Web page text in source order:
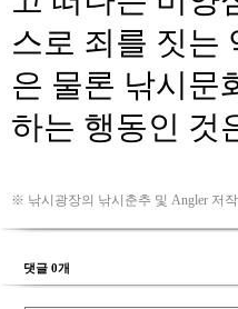
※ 낚시광장의 낚시춘추 및 Angler 저
댓글 0개